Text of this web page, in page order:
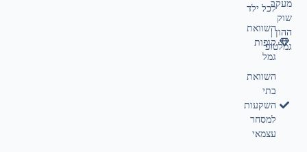
לכל ילד
השוואת
קופות
גמל
השוואת
בתי
השקעות
למסחר
עצמאי
מעקב
שוק
ההון |
גמלטופ